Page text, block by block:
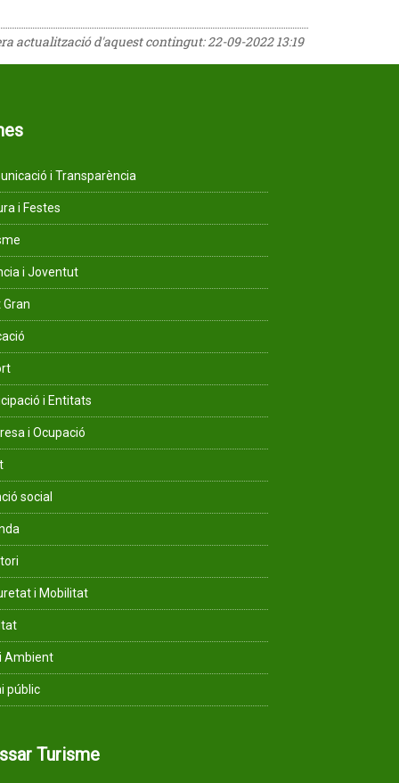
actualització d'aquest contingut:22-09-2022 13:19
i Transparència
i Festes
i Joventut
Gran
i Entitats
i Ocupació
social
i Mobilitat
Ambient
públic
Turisme